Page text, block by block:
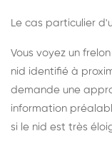
Le cas particulier
Vous voyez un
nid identifié à
demande une
information
si le nid est très